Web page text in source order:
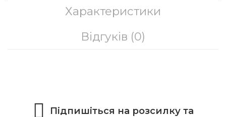
Характеристики
Відгуків (0)
Підпишіться на розсилку та